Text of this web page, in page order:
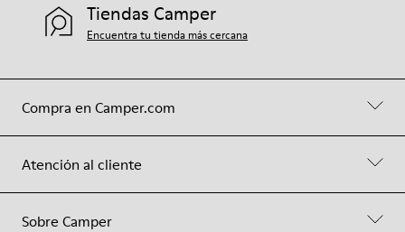
Compra en Camper.com
Atención al cliente
Sobre Camper
Tiendas Camper
Encuentra tu tienda más cercana